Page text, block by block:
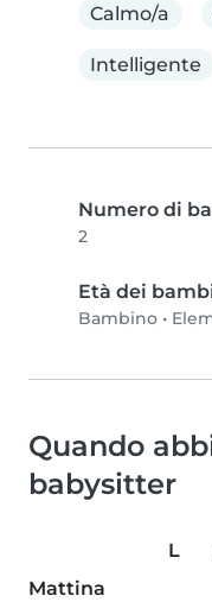
Calmo/a
Intelligente
Numero di
2
Età dei
Bambino •
Quando
babysitter
L
Mattina